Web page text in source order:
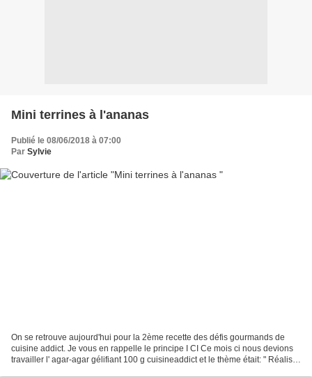
Mini terrines à l'ananas
Publié le 08/06/2018 à 07:00
Par Sylvie
On se retrouve aujourd'hui pour la 2ème recette des défis gourmands de
cuisine addict. Je vous en rappelle le principe I CI Ce mois ci nous devions
travailler l' agar-agar gélifiant 100 g cuisineaddict et le thème était: " Réaliser